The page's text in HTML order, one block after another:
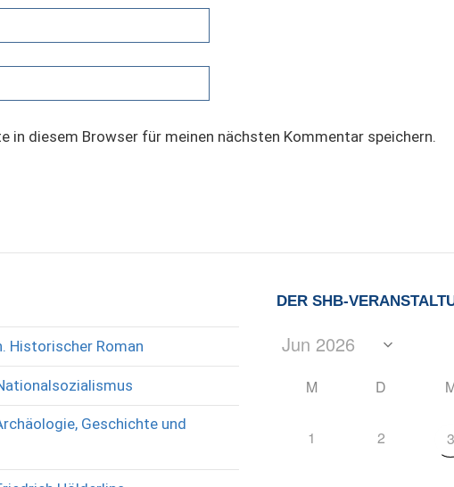
in diesem Browser für meinen nächsten Kommentar speichern.
Historischer Roman
Geschichte und
DER SHB-
M D
1 2 3